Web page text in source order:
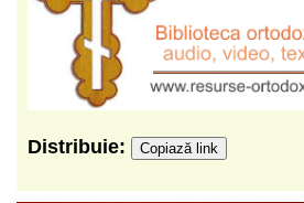
Distribuie: Copiază link